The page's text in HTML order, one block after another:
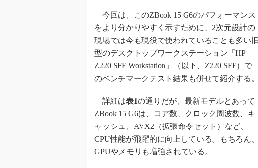
今回は、このZBook 15 G6のパフォーマンス
をより分かりやすく示すために、2次元設計の
現場では今も現役で使われていることも多い旧
型のデスクトップワークステーション「HP
Z220 SFF Workstation」（以下、Z220 SFF）で
のベンチマークテスト結果も併せて紹介する。
詳細は表1の通りだが、最新モデルとあって
ZBook 15 G6は、コア数、クロック周波数、キ
ャッシュ、AVX2（拡張命令セット）など、
CPU性能が飛躍的に向上している。もちろん、
GPUやメモリも増強されている。